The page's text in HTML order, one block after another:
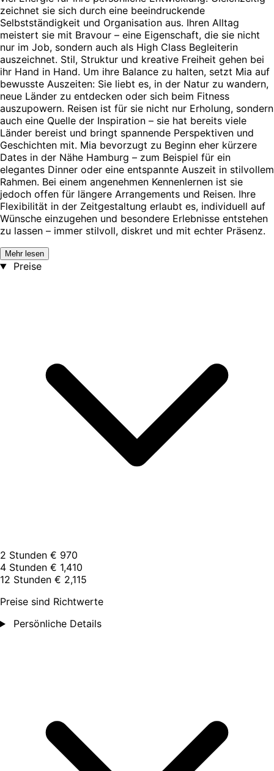
zeichnet sie sich durch eine beeindruckende
Selbstständigkeit und Organisation aus. Ihren Alltag
meistert sie mit Bravour – eine Eigenschaft, die sie nicht
nur im Job, sondern auch als High Class Begleiterin
auszeichnet. Stil, Struktur und kreative Freiheit gehen bei
ihr Hand in Hand. Um ihre Balance zu halten, setzt Mia auf
bewusste Auszeiten: Sie liebt es, in der Natur zu wandern,
neue Länder zu entdecken oder sich beim Fitness
auszupowern. Reisen ist für sie nicht nur Erholung, sondern
auch eine Quelle der Inspiration – sie hat bereits viele
Länder bereist und bringt spannende Perspektiven und
Geschichten mit. Mia bevorzugt zu Beginn eher kürzere
Dates in der Nähe Hamburg – zum Beispiel für ein
elegantes Dinner oder eine entspannte Auszeit in stilvollem
Rahmen. Bei einem angenehmen Kennenlernen ist sie
jedoch offen für längere Arrangements und Reisen. Ihre
Flexibilität in der Zeitgestaltung erlaubt es, individuell auf
Wünsche einzugehen und besondere Erlebnisse entstehen
zu lassen – immer stilvoll, diskret und mit echter Präsenz.
Mehr lesen
Preise
2 Stunden € 970
4 Stunden € 1,410
12 Stunden € 2,115
Preise sind Richtwerte
Persönliche Details